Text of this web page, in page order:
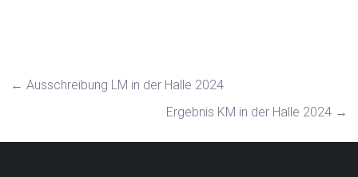
← Ausschreibung LM in der Halle 2024
Ergebnis KM in der Halle 2024 →